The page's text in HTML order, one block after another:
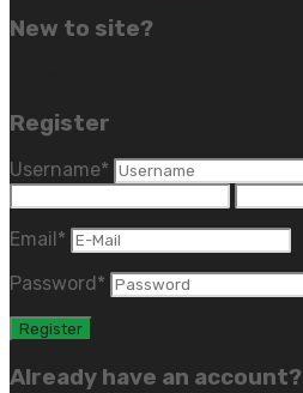
New to site?
Register
Username*
Email *
Password *
Already have an account?